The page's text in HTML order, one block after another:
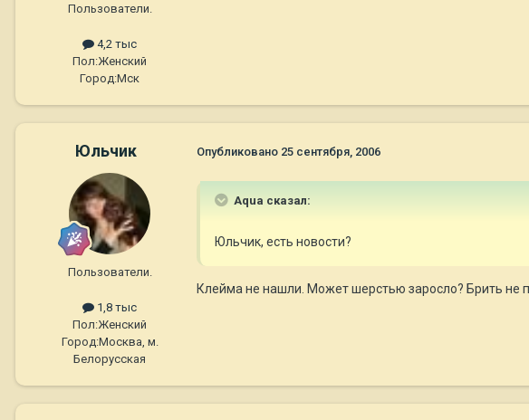
Пользователи.
4,2 тыс
Пол:Женский
Город:Мск
Юльчик
Пользователи.
1,8 тыс
Пол:Женский
Город:Москва, м.
Белорусская
Опубликовано 25 сентября, 2006
Aqua сказал:
Юльчик, есть новости?
Клейма не нашли. Может шерстью заросло? Брить не